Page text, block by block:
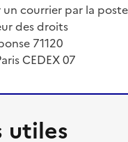
un courrier par la
des droits
71120
CEDEX 07
utiles